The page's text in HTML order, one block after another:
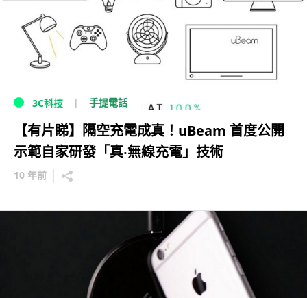
3C科技 手提電話
【有片睇】隔空充電成真！uBeam 首度公開
示範自家研發「真‧無線充電」技術
10 年前